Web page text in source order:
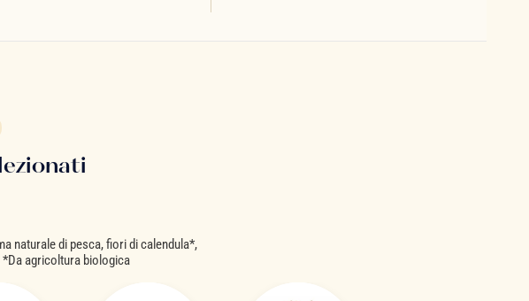
naturale di pesca, fiori di calendula*,
agricoltura biologica